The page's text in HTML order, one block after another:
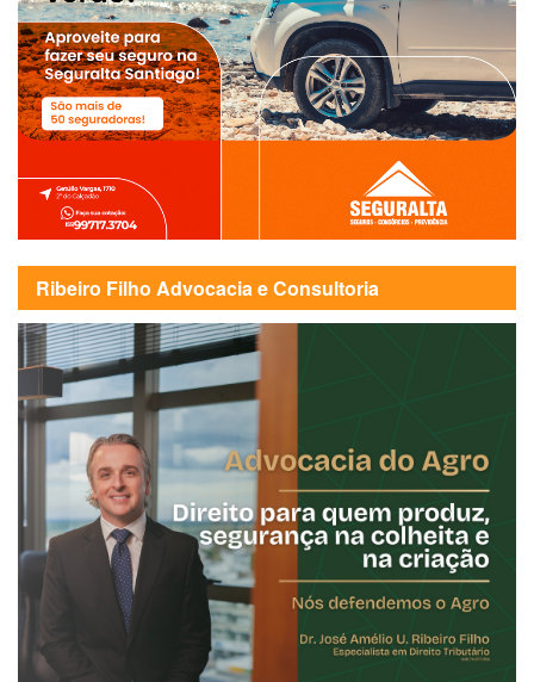
Ribeiro Filho Advocacia e Consultoria